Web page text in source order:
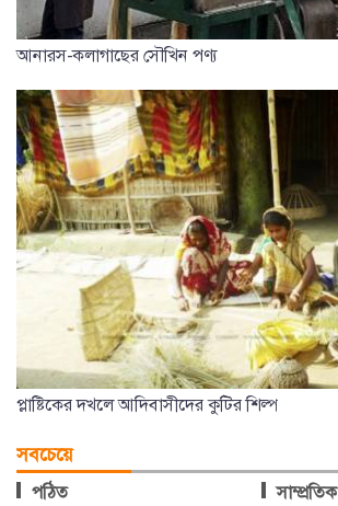
আনারস-কলাগাছের সৌখিন পণ্য
প্লাষ্টিকের দখলে আদিবাসীদের কুটির শিল্প
সবচেয়ে
পঠিত সাম্প্রতিক